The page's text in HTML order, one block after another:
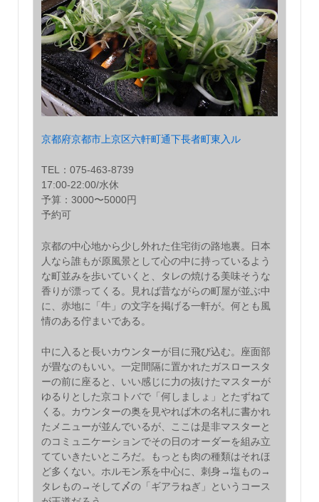
京都府京都市上京区六軒町通下長者町東入ル
TEL：075-463-8739
17:00-22:00/水休
予算：3000〜5000円
予約可
京都の中心地から少し外れた住宅街の路地裏。日本
人なら誰もが原風景として心の中に持っているよう
な町並みを歩いていくと、タレの焼ける美味そうな
香りが漂ってくる。見れば昔ながらの町屋が並ぶ中
に、赤地に「牛」の文字を掲げる一軒が。何とも風
情のある佇まいである。
中に入ると長いカウンターが目に飛び込む。座面部
が畳なのもいい。一定間隔に置かれたガスロースタ
ーの前に座ると、いい感じに力の抜けたマスターが
ゆるりとした京コトバで「何しましょ」とたずねて
くる。カウンターの奥を見やれば木の名札に書かれ
たメニューが並んでいるが、ここは是非マスターと
のコミュニケーションでその日のオーダーを組み立
てていきたいところだ。もっとも肉の種類はそれほ
ど多くない。ホルモン系を中心に、刺身→塩もの→
タレもの→そして〆の「ギアラねぎ」というコース